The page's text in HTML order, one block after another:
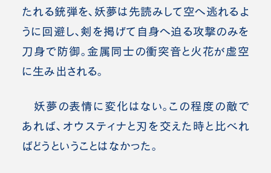
たれる銃弾を、妖夢は先読みして空へ逃れるよ
うに回避し、剣を掲げて自身へ迫る攻撃のみを
刀身で防御。金属同士の衝突音と火花が虚空
に生み出される。
妖夢の表情に変化はない。この程度の敵で
あれば、オウスティナと刃を交えた時と比べれ
ばどうということはなかった。